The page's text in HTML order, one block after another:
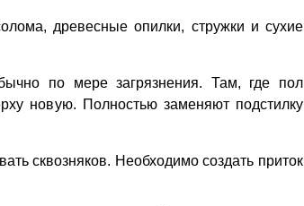
древесные опилки, стружки и сухие
по мере загрязнения. Там, где пол
новую. Полностью заменяют подстилку
сквозняков. Необходимо создать приток